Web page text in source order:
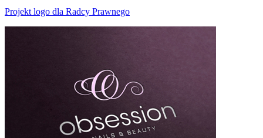
Projekt logo dla Radcy Prawnego